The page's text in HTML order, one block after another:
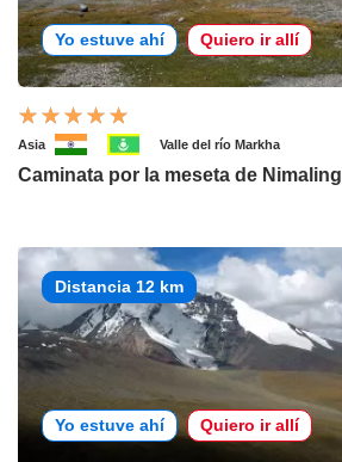
Yo estuve ahí Quiero ir allí
Asia Valle del río Markha
Caminata por la meseta de Nimaling
Distancia 12 km
Yo estuve ahí Quiero ir allí